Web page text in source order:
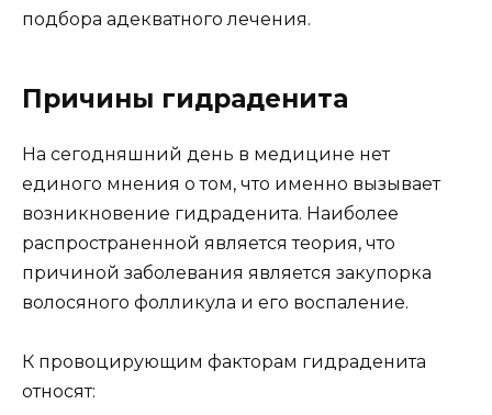
подбора адекватного лечения.
Причины гидраденита
На сегодняшний день в медицине нет
единого мнения о том, что именно вызывает
возникновение гидраденита. Наиболее
распространенной является теория, что
причиной заболевания является закупорка
волосяного фолликула и его воспаление.
К провоцирующим факторам гидраденита
относят: